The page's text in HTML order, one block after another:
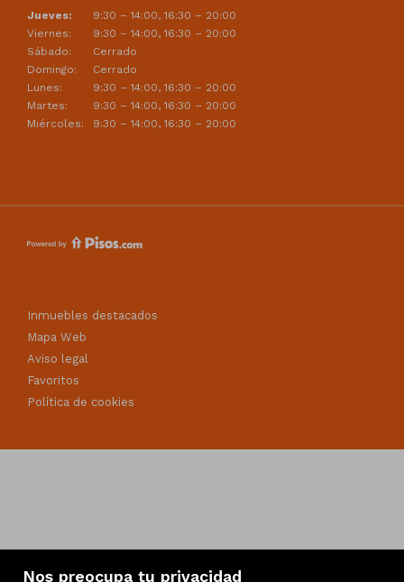
Nos preocupa tu privacidad
Jueves:
9:30 – 14:00, 16:30 – 20:00
Viernes:
9:30 – 14:00, 16:30 – 20:00
Sábado:
Cerrado
Domingo:
Cerrado
Lunes:
9:30 – 14:00, 16:30 – 20:00
Martes:
9:30 – 14:00, 16:30 – 20:00
Miércoles:
9:30 – 14:00, 16:30 – 20:00
Inmuebles destacados
Mapa Web
Aviso legal
Favoritos
Política de cookies